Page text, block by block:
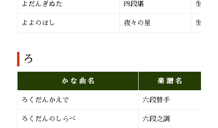
よだんぎぬた 四段堪 生田流
よよのほし 夜々の星 生田流
ろ
か な 曲 名 楽 譜 名
ろくだんかえで 六段替手
ろくだんのしらべ 六段之調